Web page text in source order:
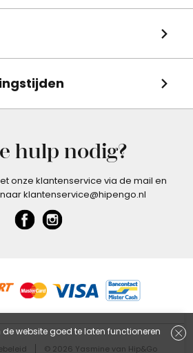
hulp nodig?
onze klantenservice via de mail en
klantenservice@hipengo.nl
© 2026 Yasmine van Hip&Go
website goed te laten functioneren